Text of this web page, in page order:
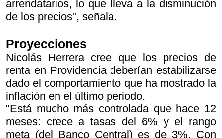
arrendatarios, lo que lleva a la disminución
de los precios", señala.
Proyecciones
Nicolás Herrera cree que los precios de
renta en Providencia deberían estabilizarse
dado el comportamiento que ha mostrado la
inflación en el último periodo.
"Está mucho más controlada que hace 12
meses: crece a tasas del 6% y el rango
meta (del Banco Central) es de 3%. Con